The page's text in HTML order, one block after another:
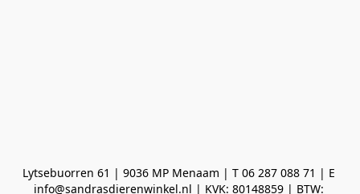
Lytsebuorren 61 | 9036 MP Menaam | T 06 287 088 71 | E
info@sandrasdierenwinkel.nl | KVK: 80148859 | BTW: